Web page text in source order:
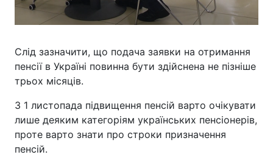
Слід зазначити, що подача заявки на отримання
пенсії в Україні повинна бути здійснена не пізніше
трьох місяців.
З 1 листопада підвищення пенсій варто очікувати
лише деяким категоріям українських пенсіонерів,
проте варто знати про строки призначення
пенсій.